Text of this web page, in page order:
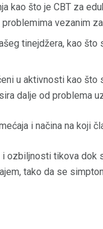
kao što je CBT za
vezanim
tinejdžera, kao
u aktivnosti kao
dalje od problema
i načina na koji
ozbiljnosti tikova dok
tako da se